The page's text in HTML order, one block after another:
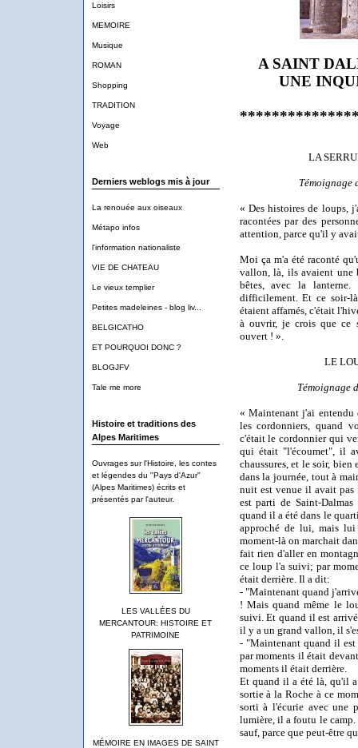
Loisirs
MEMOIRE
Musique
ROMAN
Shopping
TRADITION
Voyage
Web
Derniers weblogs mis à jour
La renouée aux oiseaux
Métapo infos
l'information nationaliste
VIE DE CHATEAU
Le vieux templier
Petites madeleines - blog liv...
BELGICATHO
ET POURQUOI DONC ?
BLOGJFV
Tale me more
Histoire et traditions des
Alpes Maritimes
Ouvrages sur l'Histoire, les contes
et légendes du "Pays d'Azur"
(Alpes Maritimes) écrits et
présentés par l'auteur.
LES VALLÉES DU
MERCANTOUR: HISTOIRE ET
PATRIMOINE
MÉMOIRE EN IMAGES DE SAINT
A SAINT
UNE
LA
Témoignage
« Des histoires de loups,
racontées par des
attention, parce qu'il y
Moi ça m'a été raconté
vallon, là, ils avaient une
bêtes, avec la
difficilement. Et ce
étaient affamés, c'était
à ouvrir, je crois que
ouvert ! ».
LE
Témoignage
« Maintenant j'ai entendu
les cordonniers, quand
c'était le cordonnier qui
qui était "l'écoumet", il
chaussures, et le soir,
dans la journée, tout à
nuit est venue il avait
est parti de Saint-
quand il a été dans le
approché de lui, mais
moment-là on marchait
fait rien d'aller en
ce loup l'a suivi; par
était derrière. Il a dit:
- "Maintenant quand
! Mais quand même le
suivi. Et quand il est
il y a un grand vallon, il
- "Maintenant quand il
par moments il était
moments il était derrière.
Et quand il a été là, qu'il
sortie à la Roche à ce
sorti à l'écurie avec une
lumière, il a foutu le
sauf, parce que peut-être